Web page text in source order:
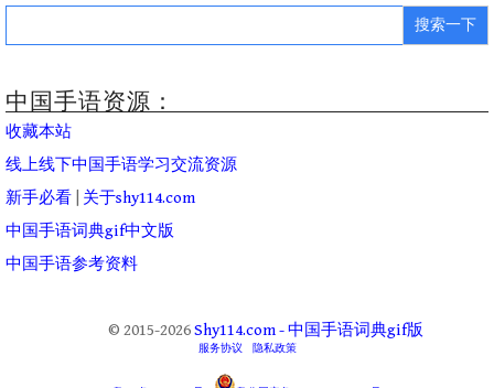
Search
中国手语资源：
收藏本站
线上线下中国手语学习交流资源
新手必看
关于shy114.com
中国手语词典gif中文版
中国手语参考资料
© 2015-2026Shy114.com - 中国手语词典gif版
服务协议 隐私政策